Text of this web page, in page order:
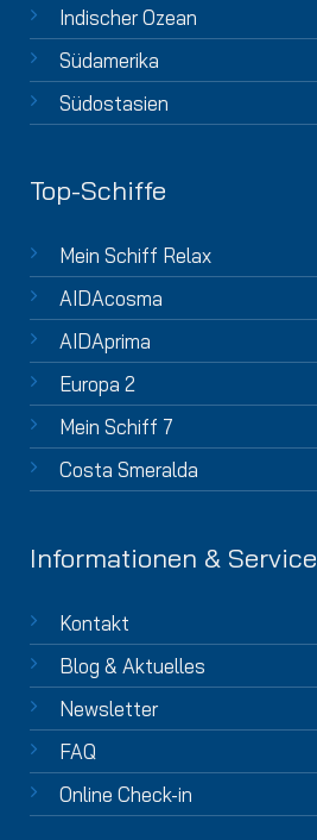
Indischer Ozean
Südamerika
Südostasien
Top-Schiffe
Mein Schiff Relax
AIDAcosma
AIDAprima
Europa 2
Mein Schiff 7
Costa Smeralda
Informationen & Service
Kontakt
Blog & Aktuelles
Newsletter
FAQ
Online Check-in